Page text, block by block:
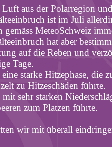
aus der Polarregion
ist im Juli
gemäss MeteoSchweiz
hat aber
auf die Reben und
Tage.
starke Hitzephase, die
zu Hitzeschäden führte.
sehr starken
zum Platzen führte.
wir mit überall